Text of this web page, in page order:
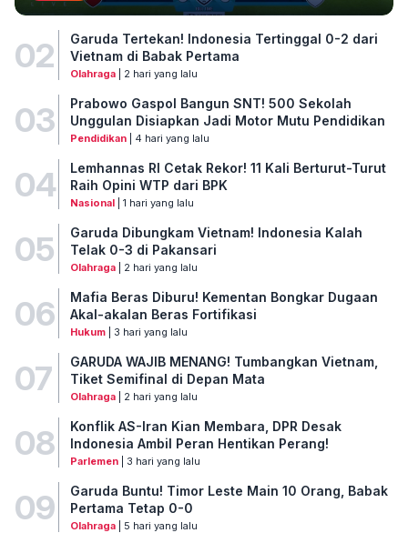
02
Garuda Tertekan! Indonesia Tertinggal 0-2 dari
Vietnam di Babak Pertama
Olahraga| 2 hari yang lalu
03
Prabowo Gaspol Bangun SNT! 500 Sekolah
Unggulan Disiapkan Jadi Motor Mutu Pendidikan
Pendidikan| 4 hari yang lalu
04
Lemhannas RI Cetak Rekor! 11 Kali Berturut-Turut
Raih Opini WTP dari BPK
Nasional| 1 hari yang lalu
05
Garuda Dibungkam Vietnam! Indonesia Kalah
Telak 0-3 di Pakansari
Olahraga| 2 hari yang lalu
06
Mafia Beras Diburu! Kementan Bongkar Dugaan
Akal-akalan Beras Fortifikasi
Hukum| 3 hari yang lalu
07
GARUDA WAJIB MENANG! Tumbangkan Vietnam,
Tiket Semifinal di Depan Mata
Olahraga| 2 hari yang lalu
08
Konflik AS-Iran Kian Membara, DPR Desak
Indonesia Ambil Peran Hentikan Perang!
Parlemen| 3 hari yang lalu
09
Garuda Buntu! Timor Leste Main 10 Orang, Babak
Pertama Tetap 0-0
Olahraga| 5 hari yang lalu